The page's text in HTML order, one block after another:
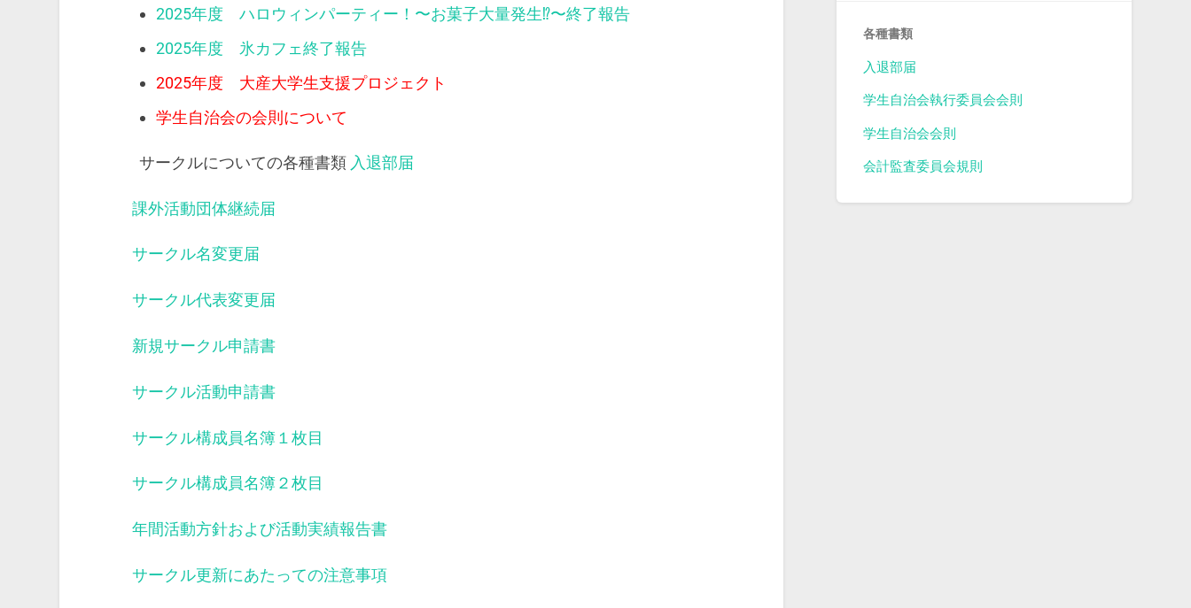
2025年度 ハロウィンパーティー！〜お菓子大量発生⁉︎〜終了報告
2025年度 氷カフェ終了報告
2025年度 大産大学生支援プロジェクト
学生自治会の会則について
サークルについての各種書類 入退部届
課外活動団体継続届
サークル名変更届
サークル代表変更届
新規サークル申請書
サークル活動申請書
サークル構成員名簿１枚目
サークル構成員名簿２枚目
年間活動方針および活動実績報告書
サークル更新にあたっての注意事項
各種書類
入退部届
学生自治会執行委員会会則
学生自治会会則
会計監査委員会規則